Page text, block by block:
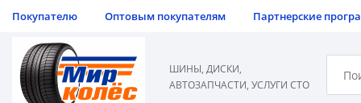
Покупателю Оптовым покупателям Партнерские
ШИНЫ, ДИСКИ,
АВТОЗАПЧАСТИ, УСЛУГИ СТО